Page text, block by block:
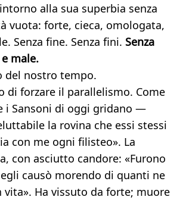
alla sua superbia senza
vuota: forte, cieca, omologata,
Senza fine. Senza fini. Senza
male.
del nostro tempo.
di forzare il parallelismo. Come
i Sansoni di oggi gridano —
la rovina che essi stessi
con me ogni filisteo». La
con asciutto candore: «Furono
causò morendo di quanti ne
vita». Ha vissuto da forte; muore